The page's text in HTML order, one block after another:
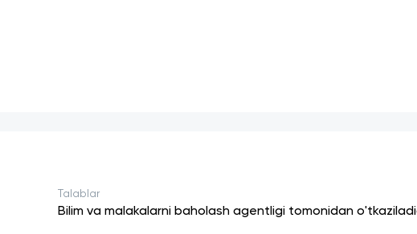
Talablar
Bilim va malakalarni baholash agentligi tomonidan